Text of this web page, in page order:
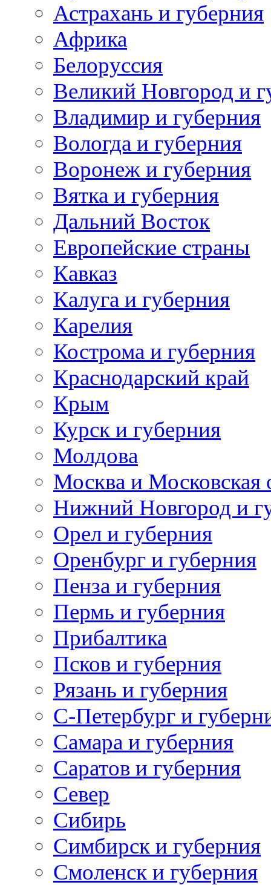
Астрахань и губерния
Африка
Белоруссия
Великий Новгород и
Владимир и губерния
Вологда и губерния
Воронеж и губерния
Вятка и губерния
Дальний Восток
Европейские страны
Кавказ
Калуга и губерния
Карелия
Кострома и губерния
Краснодарский край
Крым
Курск и губерния
Молдова
Москва и Московская
Нижний Новгород и
Орел и губерния
Оренбург и губерния
Пенза и губерния
Пермь и губерния
Прибалтика
Псков и губерния
Рязань и губерния
С-Петербург и
Самара и губерния
Саратов и губерния
Север
Сибирь
Симбирск и губерния
Смоленск и губерния